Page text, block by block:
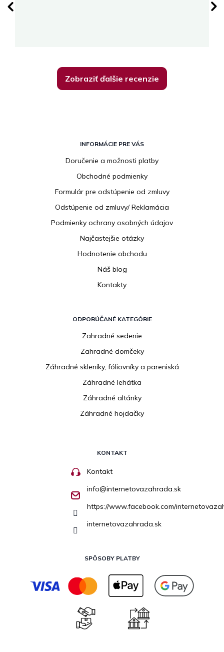
Zobraziť ďalšie recenzie
INFORMÁCIE PRE VÁS
Doručenie a možnosti platby
Obchodné podmienky
Formulár pre odstúpenie od zmluvy
Odstúpenie od zmluvy/ Reklamácia
Podmienky ochrany osobných údajov
Najčastejšie otázky
Hodnotenie obchodu
Náš blog
Kontakty
ODPORÚČANÉ KATEGÓRIE
Zahradné sedenie
Zahradné domčeky
Záhradné skleníky, fóliovníky a pareniská
Záhradné lehátka
Záhradné altánky
Záhradné hojdačky
KONTAKT
Kontakt
info@internetovazahrada.sk
https://www.facebook.com/
internetovazahrada.sk
SPÔSOBY PLATBY